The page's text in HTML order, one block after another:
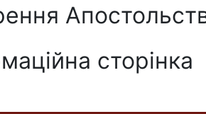
сторінка